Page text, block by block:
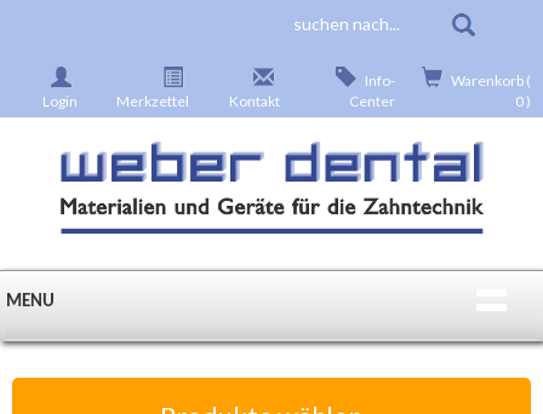
Login Merkzettel Kontakt
Info-
Center
Warenkorb (
0 )
MENU